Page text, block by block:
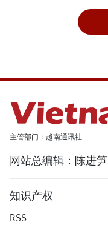
主管部门：越南通讯社
网站总编辑：陈进笋
知识产权
RSS